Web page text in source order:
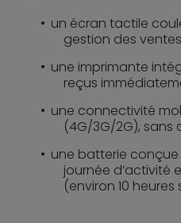
un écran tactile
gestion des
une imprimante
reçus
une connectivité
(4G/3G/2G), sans
une batterie
journée d’activité
(environ 10 heures